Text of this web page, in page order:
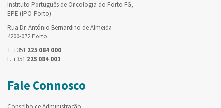
Instituto Português de Oncologia do Porto FG,
EPE (IPO-Porto)
Rua Dr. António Bernardino de Almeida
4200-072 Porto
T. +351 225 084 000
F. +351 225 084 001
Fale Connosco
Conselho de Administração